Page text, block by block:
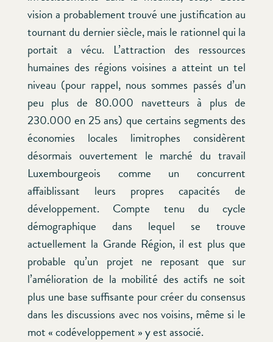
vision a probablement trouvé une justification au
tournant du dernier siècle, mais le rationnel qui la
portait a vécu. L’attraction des ressources
humaines des régions voisines a atteint un tel
niveau (pour rappel, nous sommes passés d’un
peu plus de 80.000 navetteurs à plus de
230.000 en 25 ans) que certains segments des
économies locales limitrophes considèrent
désormais ouvertement le marché du travail
Luxembourgeois comme un concurrent
affaiblissant leurs propres capacités de
développement. Compte tenu du cycle
démographique dans lequel se trouve
actuellement la Grande Région, il est plus que
probable qu’un projet ne reposant que sur
l’amélioration de la mobilité des actifs ne soit
plus une base suffisante pour créer du consensus
dans les discussions avec nos voisins, même si le
mot « codéveloppement » y est associé.